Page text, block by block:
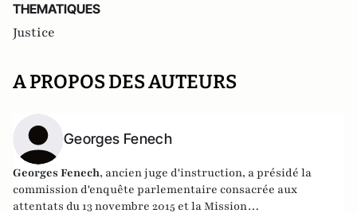
THEMATIQUES
Justice
A PROPOS DES AUTEURS
Georges Fenech
Georges Fenech, ancien juge d'instruction, a présidé la
commission d'enquête parlementaire consacrée aux
attentats du 13 novembre 2015 et la Mission